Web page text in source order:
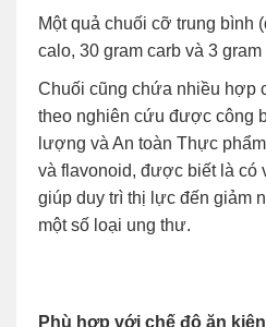
Một quả chuối cỡ trung bình
calo, 30 gram carb và 3
Chuối cũng chứa nhiều hợp
theo nghiên cứu được công
lượng và An toàn Thực
và flavonoid, được biết là có
giúp duy trì thị lực đến giảm
một số loại ung thư.
Phù hợp với chế độ ăn